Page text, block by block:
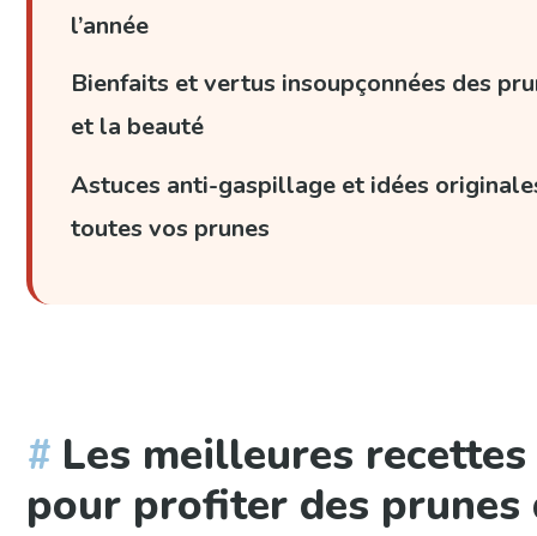
l’année
Bienfaits et vertus insoupçonnées des
et la beauté
Astuces anti-gaspillage et idées
toutes vos prunes
Les meilleures
pour profiter des prunes